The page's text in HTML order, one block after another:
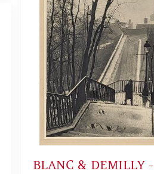
BLANC & DEMILLY -